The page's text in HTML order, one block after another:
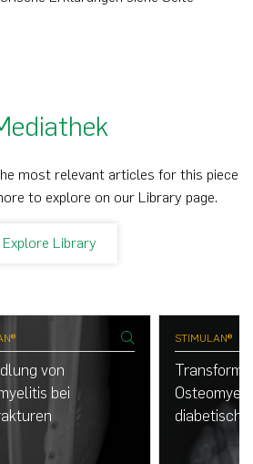
most relevant articles for this piece
to explore on our Library page.
Explore Library
von
bei
STIMULAN®